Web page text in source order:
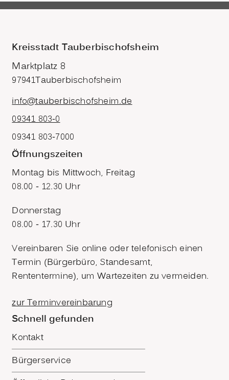
Kreisstadt Tauberbischofsheim
Marktplatz 8
97941Tauberbischofsheim
info@tauberbischofsheim.de
09341 803-0
09341 803-7000
Öffnungszeiten
Montag bis Mittwoch, Freitag
08.00 - 12.30 Uhr
Donnerstag
08.00 - 17.30 Uhr
Vereinbaren Sie online oder telefonisch einen
Termin (Bürgerbüro, Standesamt,
Rententermine), um Wartezeiten zu vermeiden.
zur Terminvereinbarung
Schnell gefunden
Kontakt
Bürgerservice